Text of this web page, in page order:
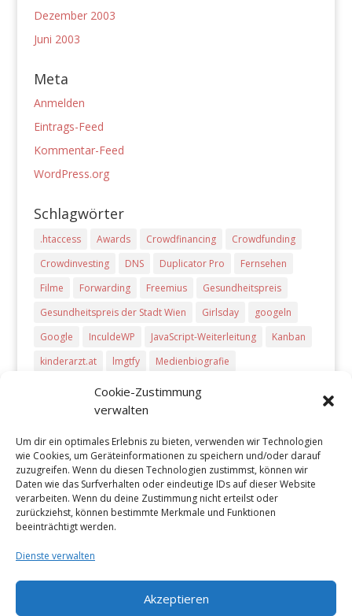
Cookie-Zustimmung
verwalten
Um dir ein optimales Erlebnis zu bieten, verwenden wir Technologien
wie Cookies, um Geräteinformationen zu speichern und/oder darauf
zuzugreifen. Wenn du diesen Technologien zustimmst, können wir
Daten wie das Surfverhalten oder eindeutige IDs auf dieser Website
verarbeiten. Wenn du deine Zustimmung nicht erteilst oder
zurückziehst, können bestimmte Merkmale und Funktionen
beeinträchtigt werden.
Dienste verwalten
Akzeptieren
Dezember 2003
Juni 2003
Meta
Anmelden
Eintrags-Feed
Kommentar-Feed
WordPress.org
Schlagwörter
.htaccess Awards Crowdfinancing
Crowdfunding
Crowdinvesting
DNS Duplicator Pro
Fernsehen
Filme
Forwarding Freemius
Gesundheitspreis
Gesundheitspreis der Stadt Wien
Girlsday
googeln
Google
InculdeWP JavaScript-Weiterleitung
Kanban
kinderarzt.at
lmgtfy
Medienbiografie
meta-refresh Weiterleitung
php-Weiterleitung
Pitch Deck
presentations Producthunt
Radio
Start-ups
Startups Tageszeitungen Trello
TV
Töchtertag
Vova Feldmann wcvie
wcvie 2017
Weiterleitung
WordCamp Vienna 2017
WordPress Plug-Ins